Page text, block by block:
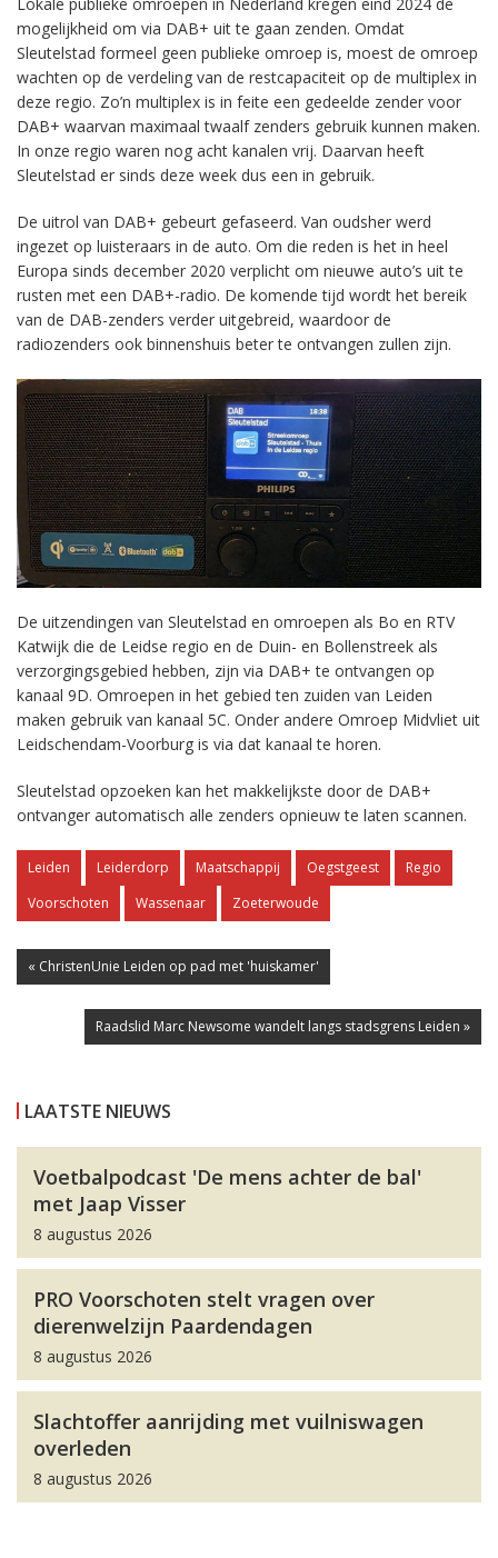
mogelijkheid om via DAB+ uit te gaan zenden. Omdat
Sleutelstad formeel geen publieke omroep is, moest de omroep
wachten op de verdeling van de restcapaciteit op de multiplex in
deze regio. Zo’n multiplex is in feite een gedeelde zender voor
DAB+ waarvan maximaal twaalf zenders gebruik kunnen maken.
In onze regio waren nog acht kanalen vrij. Daarvan heeft
Sleutelstad er sinds deze week dus een in gebruik.
De uitrol van DAB+ gebeurt gefaseerd. Van oudsher werd
ingezet op luisteraars in de auto. Om die reden is het in heel
Europa sinds december 2020 verplicht om nieuwe auto’s uit te
rusten met een DAB+-radio. De komende tijd wordt het bereik
van de DAB-zenders verder uitgebreid, waardoor de
radiozenders ook binnenshuis beter te ontvangen zullen zijn.
De uitzendingen van Sleutelstad en omroepen als Bo en RTV
Katwijk die de Leidse regio en de Duin- en Bollenstreek als
verzorgingsgebied hebben, zijn via DAB+ te ontvangen op
kanaal 9D. Omroepen in het gebied ten zuiden van Leiden
maken gebruik van kanaal 5C. Onder andere Omroep Midvliet uit
Leidschendam-Voorburg is via dat kanaal te horen.
Sleutelstad opzoeken kan het makkelijkste door de DAB+
ontvanger automatisch alle zenders opnieuw te laten scannen.
Leiden Leiderdorp Maatschappij Oegstgeest
Regio
Voorschoten
Wassenaar Zoeterwoude
« ChristenUnie Leiden op pad met 'huiskamer'
Raadslid Marc Newsome wandelt langs stadsgrens Leiden »
LAATSTE NIEUWS
Voetbalpodcast 'De mens achter de bal'
met Jaap Visser
8 augustus 2026
PRO Voorschoten stelt vragen over
dierenwelzijn Paardendagen
8 augustus 2026
Slachtoffer aanrijding met vuilniswagen
overleden
8 augustus 2026